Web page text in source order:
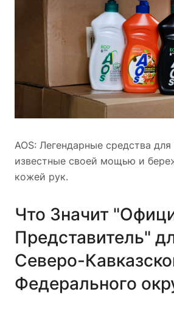
AOS: Легендарные средства
известные своей мощью и
кожей рук.
Что Значит
Представитель"
Северо-
Федерального